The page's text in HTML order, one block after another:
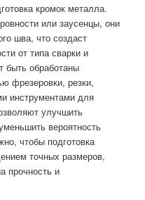
кромок металла.
или заусенцы, они
шва, что создаст
от типа сварки и
быть обработаны
фрезеровки, резки,
инструментами для
улучшить
вероятность
чтобы подготовка
точных размеров,
прочность и